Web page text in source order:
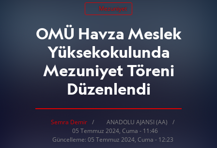
Mezuniyet
OMÜ Havza Meslek
Yüksekokulunda
Mezuniyet Töreni
Düzenlendi
Semra Demir
ANADOLU AJANSI (AA)
05 Temmuz 2024, Cuma - 11:46
Güncelleme: 05 Temmuz 2024, Cuma - 12:23